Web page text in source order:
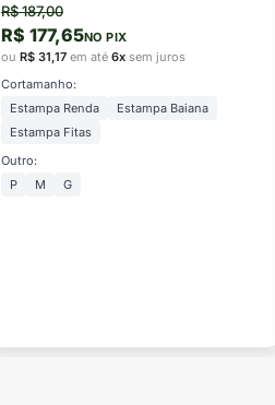
R$ 187,00
R$ 177,65NO PIX
ou R$ 31,17 em até 6x sem juros
Cortamanho:
Estampa Renda
Estampa Baiana
Estampa Fitas
Outro:
P
M G